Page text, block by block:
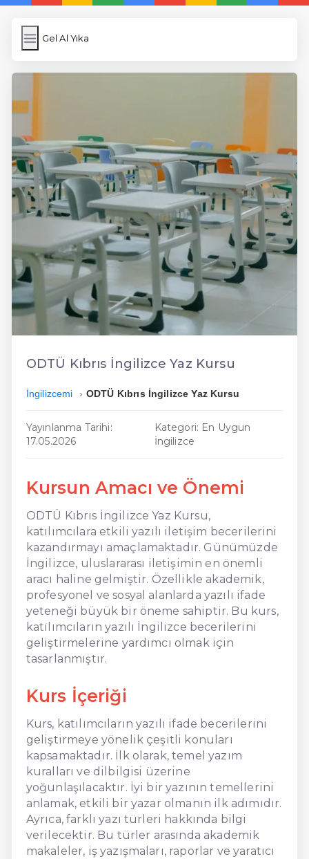
Gel Al Yıka
Gel Al Yıka
Anasayfa
5 Günde İngilizce
İngilizce
Dil Eğitimi
En Hızlı İngilizce
En Kolay İngilizce
En Ucuz İngilizce
En Uygun İngilizce
Hızlı İngilizce
ODTÜ Kıbrıs İngilizce Yaz Kursu
İngilizcemi ODTÜ Kıbrıs İngilizce Yaz Kursu
Yayınlanma Tarihi:
17.05.2026
Kategori: En Uygun
İngilizce
Kursun Amacı ve Önemi
ODTÜ Kıbrıs İngilizce Yaz Kursu,
katılımcılara etkili yazılı iletişim becerilerini
kazandırmayı amaçlamaktadır. Günümüzde
İngilizce, uluslararası iletişimin en önemli
aracı haline gelmiştir. Özellikle akademik,
profesyonel ve sosyal alanlarda yazılı ifade
yeteneği büyük bir öneme sahiptir. Bu kurs,
katılımcıların yazılı İngilizce becerilerini
geliştirmelerine yardımcı olmak için
tasarlanmıştır.
Kurs İçeriği
Kurs, katılımcıların yazılı ifade becerilerini
geliştirmeye yönelik çeşitli konuları
kapsamaktadır. İlk olarak, temel yazım
kuralları ve dilbilgisi üzerine
yoğunlaşılacaktır. İyi bir yazının temellerini
anlamak, etkili bir yazar olmanın ilk adımıdır.
Ayrıca, farklı yazı türleri hakkında bilgi
verilecektir. Bu türler arasında akademik
makaleler, iş yazışmaları, raporlar ve yaratıcı